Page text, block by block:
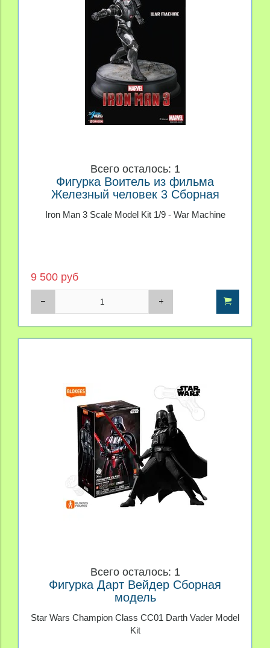
Всего осталось: 1
Фигурка Воитель из фильма
Железный человек 3 Сборная
Iron Man 3 Scale Model Kit 1/9 - War Machine
9 500 руб
Всего осталось: 1
Фигурка Дарт Вейдер Сборная
модель
Star Wars Champion Class CC01 Darth Vader Model
Kit